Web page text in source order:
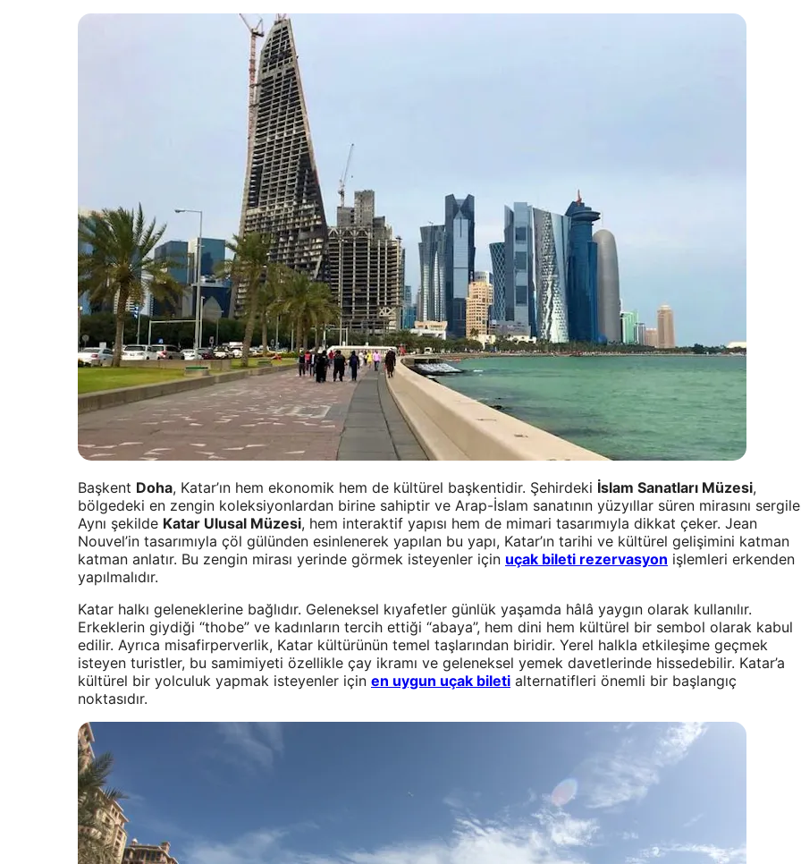
Başkent Doha, Katar’ın hem ekonomik hem de kültürel başkentidir. Şehirdeki İslam Sanatları Müzesi,
bölgedeki en zengin koleksiyonlardan birine sahiptir ve Arap-İslam sanatının yüzyıllar süren mirasını
Aynı şekilde Katar Ulusal Müzesi, hem interaktif yapısı hem de mimari tasarımıyla dikkat çeker. Jean
Nouvel’in tasarımıyla çöl gülünden esinlenerek yapılan bu yapı, Katar’ın tarihi ve kültürel gelişimini katman
katman anlatır. Bu zengin mirası yerinde görmek isteyenler için uçak bileti rezervasyon işlemleri erkenden
yapılmalıdır.
Katar halkı geleneklerine bağlıdır. Geleneksel kıyafetler günlük yaşamda hâlâ yaygın olarak kullanılır.
Erkeklerin giydiği “thobe” ve kadınların tercih ettiği “abaya”, hem dini hem kültürel bir sembol olarak kabul
edilir. Ayrıca misafirperverlik, Katar kültürünün temel taşlarından biridir. Yerel halkla etkileşime geçmek
isteyen turistler, bu samimiyeti özellikle çay ikramı ve geleneksel yemek davetlerinde hissedebilir. Katar’a
kültürel bir yolculuk yapmak isteyenler için en uygun uçak bileti alternatifleri önemli bir başlangıç
noktasıdır.